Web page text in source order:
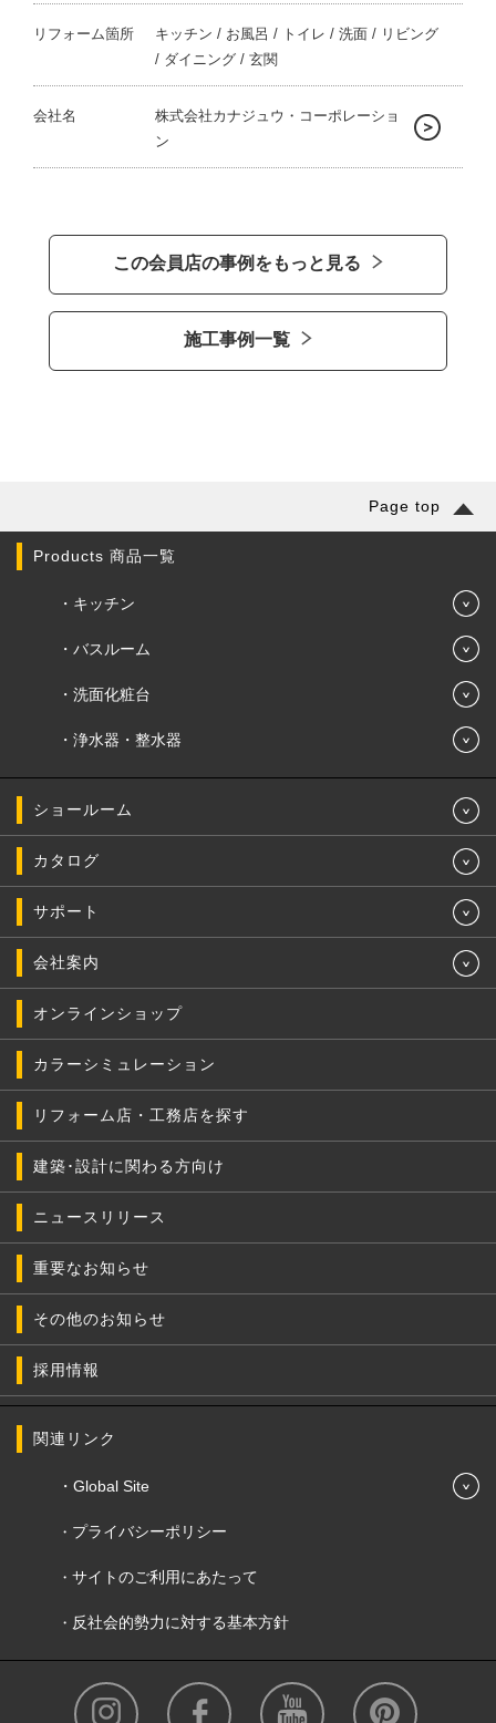
リフォーム箇所
キッチン / お風呂 / トイレ / 洗面 / リビング
/ ダイニング / 玄関
会社名
株式会社カナジュウ・コーポレーショ
ン
この会員店の事例をもっと見る
施工事例一覧
Page top
Products 商品一覧
キッチン
バスルーム
洗面化粧台
浄水器・整水器
ショールーム
カタログ
サポート
会社案内
オンラインショップ
カラーシミュレーション
リフォーム店・工務店を探す
建築･設計に関わる方向け
ニュースリリース
重要なお知らせ
その他のお知らせ
採用情報
関連リンク
Global Site
プライバシーポリシー
サイトのご利用にあたって
反社会的勢力に対する基本方針